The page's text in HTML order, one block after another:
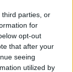
third parties, or
for
opt-out
that after your
seeing
utilized by